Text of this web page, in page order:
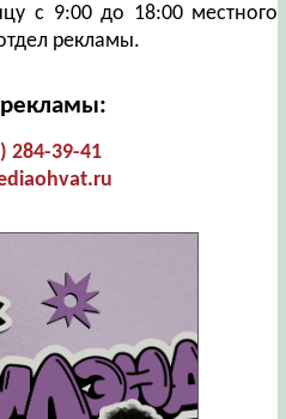
с 9:00 до 18:00 местного
рекламы.
284-39-41